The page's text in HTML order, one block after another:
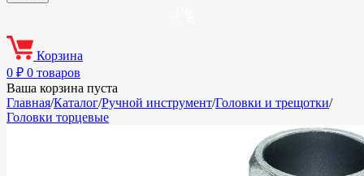
Корзина
0 ₽ 0 товаров
Ваша корзина пуста
Главная/Каталог/Ручной инструмент/Головки и трещотки/
Головки торцевые